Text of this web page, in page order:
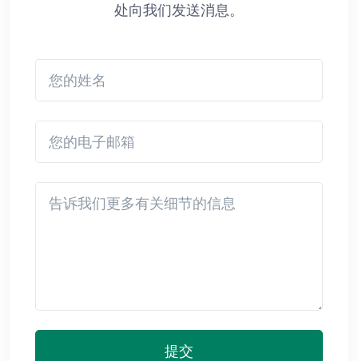
处向我们发送消息。
提交